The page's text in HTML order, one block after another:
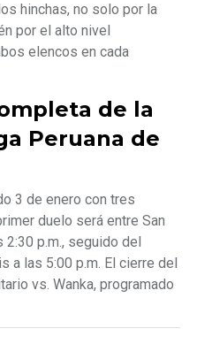
hinchas, no solo por la
por el alto nivel
elencos en cada
de la
Peruana de
3 de enero con tres
duelo será entre San
p.m., seguido del
a las 5:00 p.m. El cierre del
vs. Wanka, programado